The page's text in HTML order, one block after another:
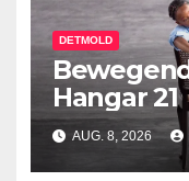
DETMOLD
Hangar 21
AUG. 8, 2026